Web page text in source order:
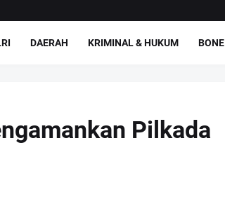
DAERAH KRIMINAL & HUKUM BONE
Pilkada